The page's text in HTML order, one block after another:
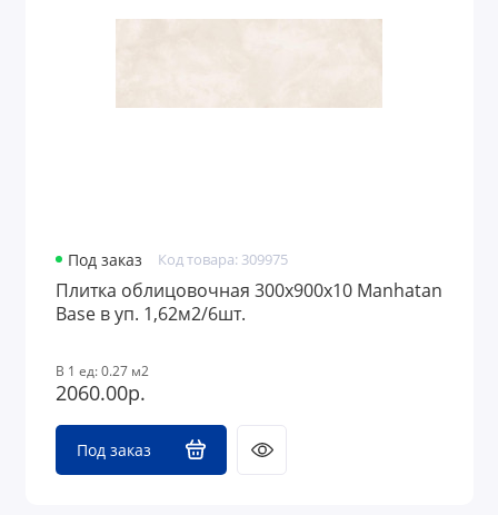
Под заказ Код товара: 309975
Плитка облицовочная 300x900х10 Manhatan
Base в уп. 1,62м2/6шт.
В 1 ед: 0.27 м2
2060.00р.
Под заказ